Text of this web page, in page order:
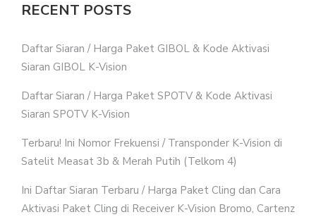
RECENT POSTS
Daftar Siaran / Harga Paket GIBOL & Kode Aktivasi
Siaran GIBOL K-Vision
Daftar Siaran / Harga Paket SPOTV & Kode Aktivasi
Siaran SPOTV K-Vision
Terbaru! Ini Nomor Frekuensi / Transponder K-Vision di
Satelit Measat 3b & Merah Putih (Telkom 4)
Ini Daftar Siaran Terbaru / Harga Paket Cling dan Cara
Aktivasi Paket Cling di Receiver K-Vision Bromo, Cartenz